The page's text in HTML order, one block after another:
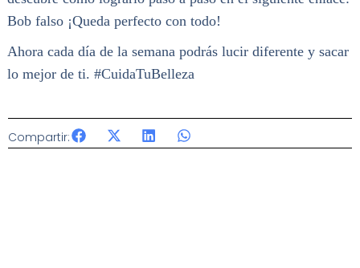
Bob falso ¡Queda perfecto con todo!
Ahora cada día de la semana podrás lucir diferente y sacar
lo mejor de ti. #CuidaTuBelleza
Compartir: